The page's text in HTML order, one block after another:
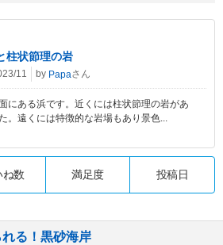
柱状節理の岩
11 by Papaさん
にある浜です。近くには柱状節理の岩があ
。遠くには特徴的な岩場もあり景色...
ね数 満足度 投稿日
る！黒砂海岸